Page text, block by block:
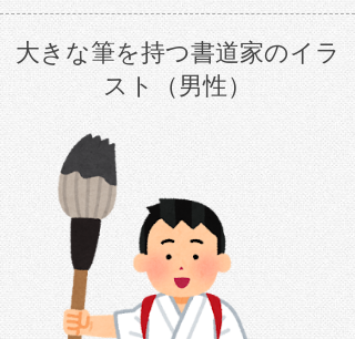
大きな筆を持つ書道家のイラ
スト（男性）